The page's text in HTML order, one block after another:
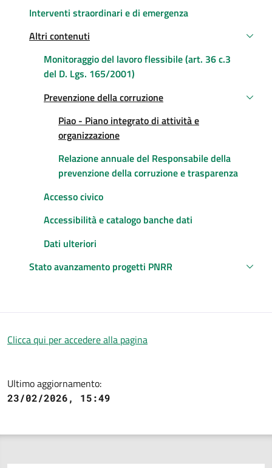
Interventi straordinari e di emergenza
Altri contenuti
Attivo
Monitoraggio del lavoro flessibile (art. 36 c.3
del D. Lgs. 165/2001)
Prevenzione della corruzione
Attivo
Piao - Piano integrato di attività e
organizzazione
Relazione annuale del Responsabile della
prevenzione della corruzione e trasparenza
Accesso civico
Accessibilità e catalogo banche dati
Dati ulteriori
Stato avanzamento progetti PNRR
Descrizione
Clicca qui per accedere alla pagina
Ultimo aggiornamento:
23/02/2026, 15:49